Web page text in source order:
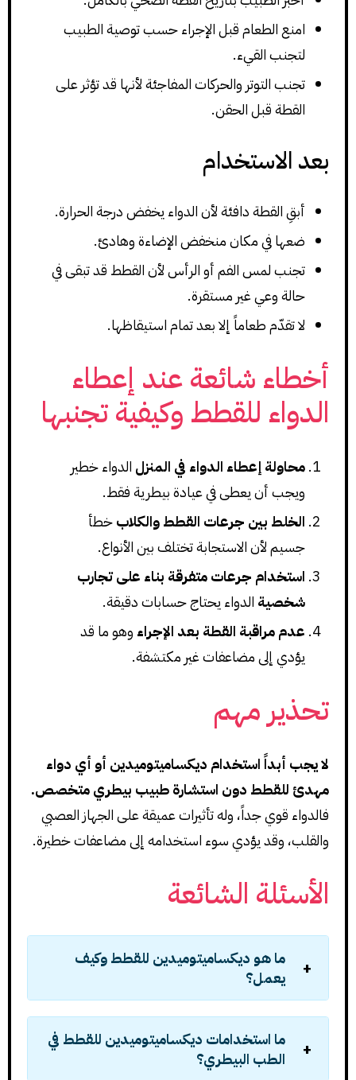
امنع الطعام قبل الإجراء حسب توصية الطبيب
لتجنب القيء.
تجنب التوتر والحركات المفاجئة لأنها قد تؤثر على
القطة قبل الحقن.
بعد الاستخدام
أبقِ القطة دافئة لأن الدواء يخفض درجة الحرارة.
ضعها في مكان منخفض الإضاءة وهادئ.
تجنب لمس الفم أو الرأس لأن القطط قد تبقى في
حالة وعي غير مستقرة.
لا تقدّم طعاماً إلا بعد تمام استيقاظها.
أخطاء شائعة عند إعطاء
الدواء للقطط وكيفية تجنبها
محاولة إعطاء الدواء في المنزل الدواء خطير
ويجب أن يعطى في عيادة بيطرية فقط.
الخلط بين جرعات القطط والكلابخطأ
جسيم لأن الاستجابة تختلف بين الأنواع.
استخدام جرعات متفرقة بناء على تجارب
شخصية الدواء يحتاج حسابات دقيقة.
عدم مراقبة القطة بعد الإجراء وهو ما قد
يؤدي إلى مضاعفات غير مكتشفة.
تحذير مهم
لا يجب أبداً استخدام ديكساميتوميدين أو أي دواء
مهدئ للقطط دون استشارة طبيب بيطري متخصص.
فالدواء قوي جداً، وله تأثيرات عميقة على الجهاز العصبي
والقلب، وقد يؤدي سوء استخدامه إلى مضاعفات خطيرة.
الأسئلة الشائعة
ما هو ديكساميتوميدين للقطط وكيف
يعمل؟
ما استخدامات ديكساميتوميدين للقطط في
الطب البيطري؟